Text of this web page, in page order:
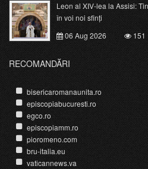
Leon al XIV-lea la Assisi:
în voi noi sfinți
06 Aug 2026
151
RECOMANDĂRI
bisericaromanaunita.ro
episcopiabucuresti.ro
egco.ro
episcopiamm.ro
pioromeno.com
bru-italia.eu
vaticannews.va